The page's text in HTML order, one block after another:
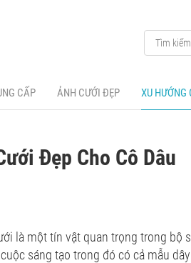
CẤP ẢNH CƯỚI ĐẸP XU HƯỚNG
Đẹp Cho Cô Dâu
là một tín vật quan trọng trong bộ
sáng tạo trong đó có cả mẫu